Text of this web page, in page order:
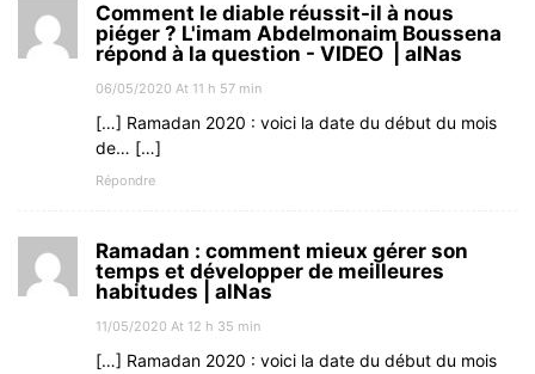
Comment le diable réussit-il à nous
piéger ? L'imam Abdelmonaim Boussena
répond à la question - VIDEO | alNas
06/05/2020 At 11 h 57 min
[…] Ramadan 2020 : voici la date du début du mois
de… […]
Répondre
Ramadan : comment mieux gérer son
temps et développer de meilleures
habitudes | alNas
11/05/2020 At 12 h 35 min
[…] Ramadan 2020 : voici la date du début du mois